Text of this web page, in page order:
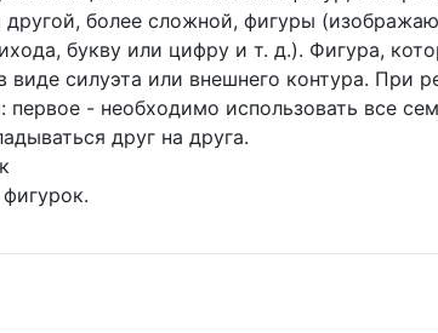
другой, более сложной, фигуры
букву или цифру и т. д.). Фигура,
виде силуэта или внешнего контура. При
первое - необходимо использовать все
друг на друга.